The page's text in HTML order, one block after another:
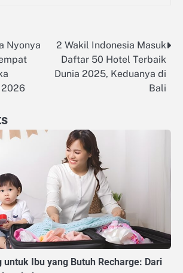
Nyonya
2026
2 Wakil Indonesia Masuk
Daftar 50 Hotel Terbaik
Dunia 2025, Keduanya di
Bali
untuk Ibu yang Butuh Recharge: Dari